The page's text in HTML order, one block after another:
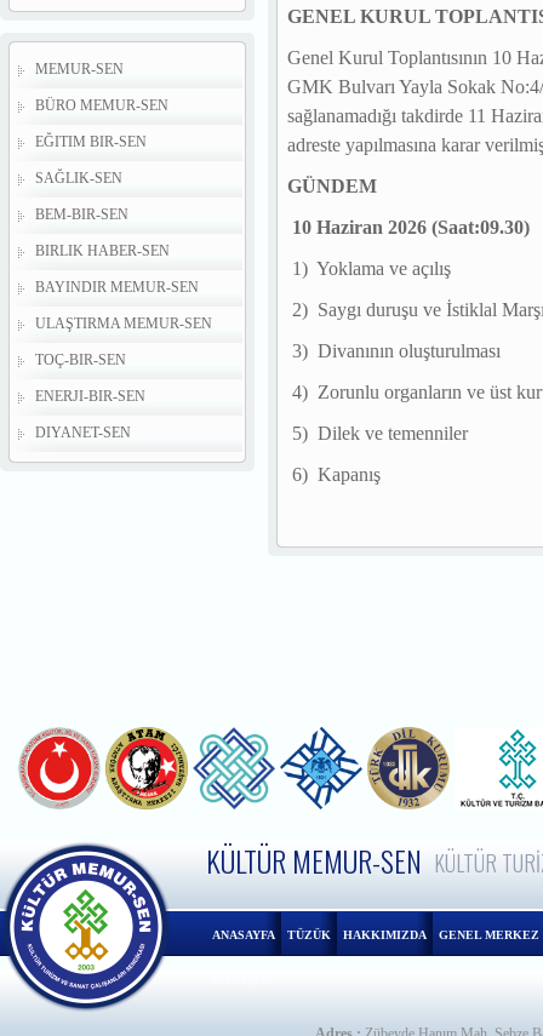
MEMUR-SEN
BÜRO MEMUR-SEN
EĞITIM BIR-SEN
SAĞLIK-SEN
BEM-BIR-SEN
BIRLIK HABER-SEN
BAYINDIR MEMUR-SEN
ULAŞTIRMA MEMUR-SEN
TOÇ-BIR-SEN
ENERJI-BIR-SEN
DIYANET-SEN
GENEL KURUL
Genel Kurul Toplantısının 10
GMK Bulvarı Yayla Sokak
sağlanamadığı takdirde 11
adreste yapılmasına karar
GÜNDEM
10 Haziran 2026 (Saat:09.30)
1) Yoklama ve açılış
2) Saygı duruşu ve İstiklal
3) Divanının oluşturulması
4) Zorunlu organların ve üst
5) Dilek ve temenniler
6) Kapanış
KÜLTÜR MEMUR-SEN KÜLTÜR
ANASAYFA TÜZÜK HAKKIMIZDA GENEL